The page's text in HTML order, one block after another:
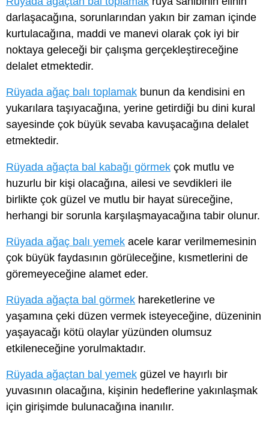
darlaşacağına, sorunlarından yakın bir zaman içinde
kurtulacağına, maddi ve manevi olarak çok iyi bir
noktaya geleceği bir çalışma gerçekleştireceğine
delalet etmektedir.
Rüyada ağaç balı toplamak bunun da kendisini en
yukarılara taşıyacağına, yerine getirdiği bu dini kural
sayesinde çok büyük sevaba kavuşacağına delalet
etmektedir.
Rüyada ağaçta bal kabağı görmek çok mutlu ve
huzurlu bir kişi olacağına, ailesi ve sevdikleri ile
birlikte çok güzel ve mutlu bir hayat süreceğine,
herhangi bir sorunla karşılaşmayacağına tabir olunur.
Rüyada ağaç balı yemek acele karar verilmemesinin
çok büyük faydasının görüleceğine, kısmetlerini de
göremeyeceğine alamet eder.
Rüyada ağaçta bal görmek hareketlerine ve
yaşamına çeki düzen vermek isteyeceğine, düzeninin
yaşayacağı kötü olaylar yüzünden olumsuz
etkileneceğine yorulmaktadır.
Rüyada ağaçtan bal yemek güzel ve hayırlı bir
yuvasının olacağına, kişinin hedeflerine yakınlaşmak
için girişimde bulunacağına inanılır.